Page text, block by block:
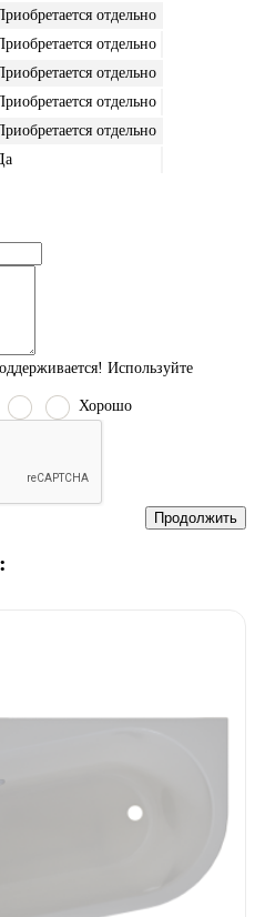
отдельно
отдельно
отдельно
отдельно
отдельно
Используйте
Хорошо
Продолжить